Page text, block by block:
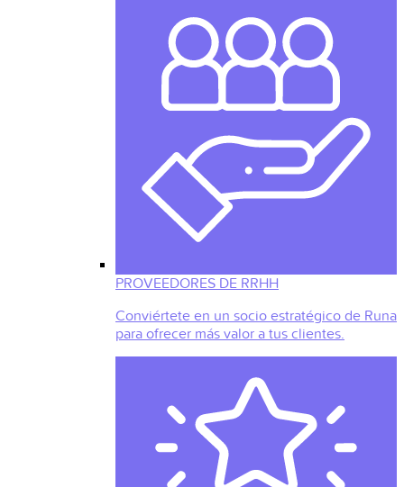
PROVEEDORES DE RRHH
Conviértete en un socio estratégico de Runa
para ofrecer más valor a tus clientes.